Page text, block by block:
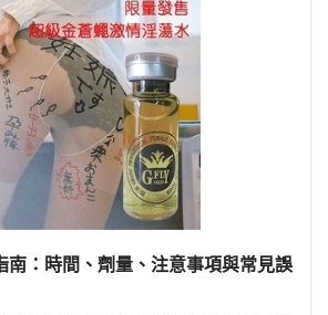
南：時間、劑量、注意事項與常見誤